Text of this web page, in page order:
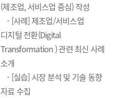
(제조업, 서비스업 중심) 작성
- [사례] 제조업/서비스업
디지털 전환(Digital
Transformation )관련 최신 사례
소개
- [실습] 시장 분석 및 기술 동향
자료 수집